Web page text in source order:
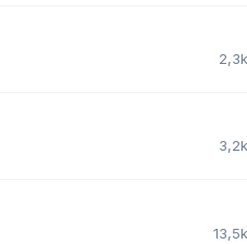
2,3k
3,2k
13,5k